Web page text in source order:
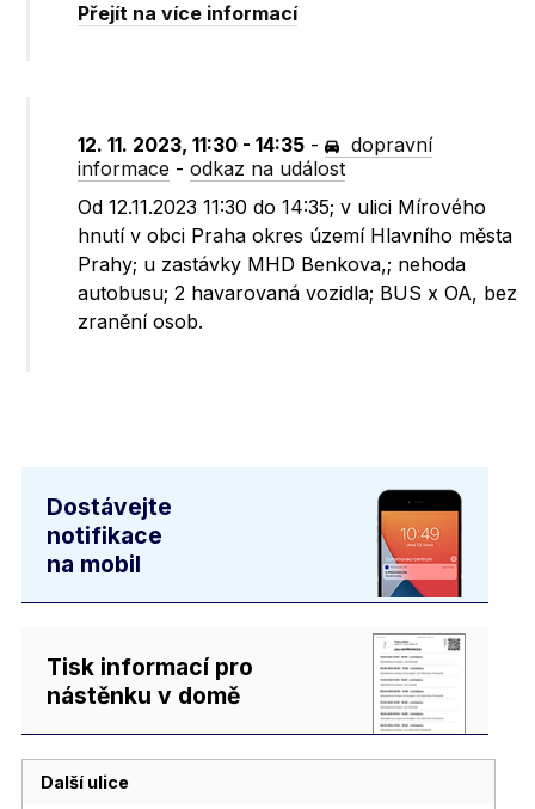
Přejít na více informací
12. 11. 2023, 11:30 - 14:35 -
dopravní
informace -odkaz na událost
Od 12.11.2023 11:30 do 14:35; v ulici Mírového
hnutí v obci Praha okres území Hlavního města
Prahy; u zastávky MHD Benkova,; nehoda
autobusu; 2 havarovaná vozidla; BUS x OA, bez
zranění osob.
Dostávejte
notifikace
na mobil
Tisk informací pro
nástěnku v domě
Další ulice